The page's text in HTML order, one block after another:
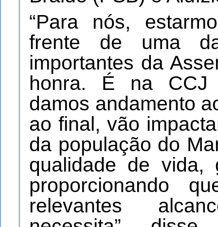
“Para nós,
frente de uma
importantes da
honra. É na CCJ
damos andamento
ao final, vão
da população do
qualidade de vida,
proporcionando
relevantes